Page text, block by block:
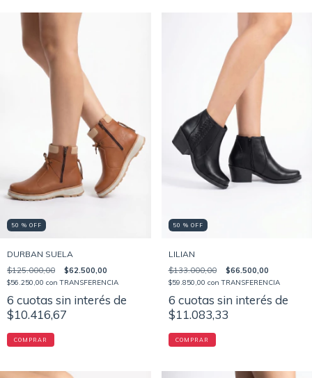
50 % OFF
DURBAN SUELA
$125.000,00 $62.500,00
$56.250,00 con TRANSFERENCIA
6 cuotas sin interés de
$10.416,67
COMPRAR
50 % OFF
LILIAN
$133.000,00 $66.500,00
$59.850,00 con TRANSFERENCIA
6 cuotas sin interés de
$11.083,33
COMPRAR